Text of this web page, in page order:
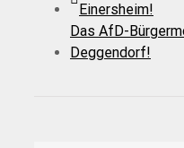
Einersheim!
Das AfD-
Deggendorf!